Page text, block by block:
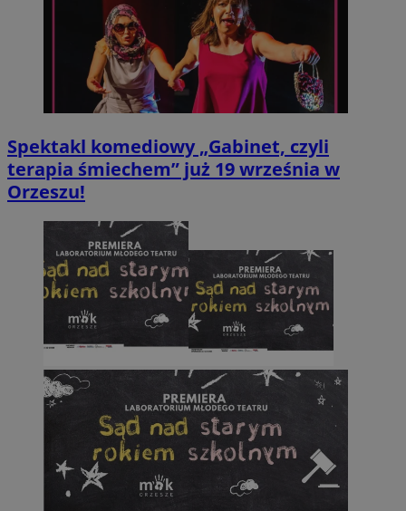
Spektakl komediowy „Gabinet, czyli
terapia śmiechem” już 19 września w
Orzeszu!